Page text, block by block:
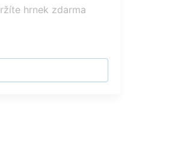
hrnek zdarma